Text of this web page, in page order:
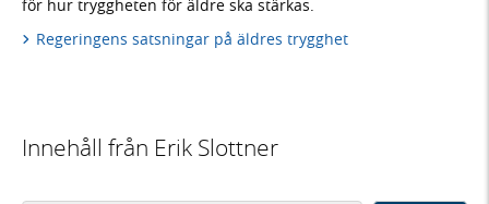
för hur tryggheten för äldre ska stärkas.
Regeringens satsningar på äldres trygghet
Innehåll från Erik Slottner